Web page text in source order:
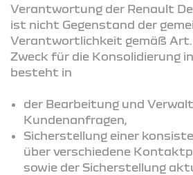
Verantwortung der Renault
ist nicht Gegenstand der
Verantwortlichkeit gemäß Art.
Zweck für die Konsolidierung
besteht in
der Bearbeitung und
Kundenanfragen,
Sicherstellung einer
über verschiedene
sowie der Sicherstellung